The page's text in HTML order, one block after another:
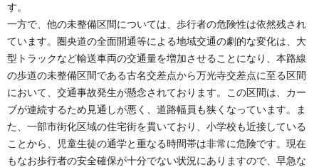
す。
一方で、他の未整備区間については、歩行者の危険性は依然残され
ています。圏央道の全面開通等による地域交通の劇的な変化は、大
型トラックなど輸送車両の交通量を増加させることになり、本路線
の歩道の未整備区間である古名交差点から万光寺交差点に至る区間
において、交通事故発生が懸念されております。この区間は、カー
ブが連続するため見通しが悪く、道路幅員も狭くなっています。ま
た、一部市街化区域の住宅街を貫いており、小学校も近接している
ことから、児童生徒の通学と重なる時間帯は非常に危険です。現在
もなお歩行者の安全確保が十分でない状況にありますので、早急な